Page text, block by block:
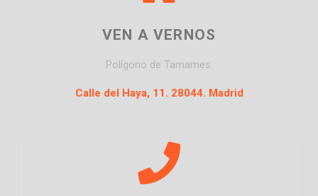
VEN A VERNOS
Polígono de Tamames.
Calle del Haya, 11. 28044. Madrid